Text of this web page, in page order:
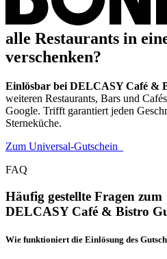
alle Restaurants in
verschenken?
Einlösbar bei DELCASY Café &
weiteren Restaurants, Bars und
Google. Trifft garantiert jeden
Sterneküche.
Zum Universal-Gutschein
FAQ
Häufig gestellte Fragen zum
DELCASY Café & Bistro
Wie funktioniert die Einlösung des